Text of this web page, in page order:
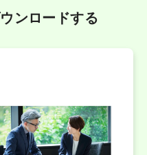
ンロードする